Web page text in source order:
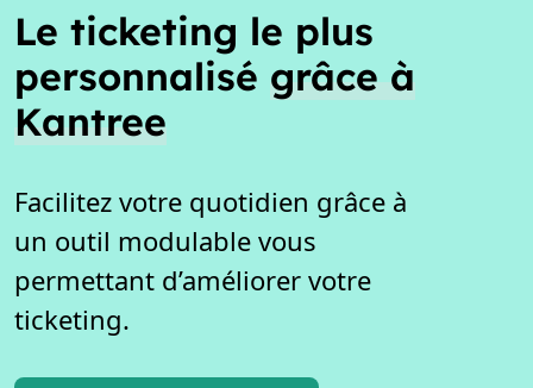
Le ticketing le plus
personnalisé grâce à
Kantree
Facilitez votre quotidien grâce à
un outil modulable vous
permettant d’améliorer votre
ticketing.